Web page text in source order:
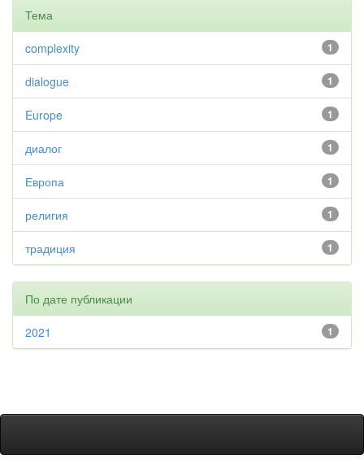
Тема
1
complexity
1
dialogue
1
Europe
1
диалог
1
Европа
1
религия
1
традиция
По дате публикации
1
2021